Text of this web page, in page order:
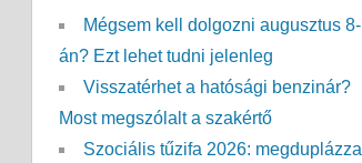
Mégsem kell dolgozni augusztus 8-
án? Ezt lehet tudni jelenleg
Visszatérhet a hatósági benzinár?
Most megszólalt a szakértő
Szociális tűzifa 2026: megduplázza